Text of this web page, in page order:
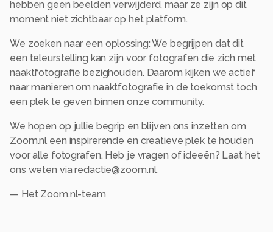
hebben geen beelden verwijderd, maar ze zijn op dit
moment niet zichtbaar op het platform.
We zoeken naar een oplossing: We begrijpen dat dit
een teleurstelling kan zijn voor fotografen die zich met
naaktfotografie bezighouden. Daarom kijken we actief
naar manieren om naaktfotografie in de toekomst toch
een plek te geven binnen onze community.
We hopen op jullie begrip en blijven ons inzetten om
Zoom.nl een inspirerende en creatieve plek te houden
voor alle fotografen. Heb je vragen of ideeën? Laat het
ons weten via redactie@zoom.nl.
— Het Zoom.nl-team